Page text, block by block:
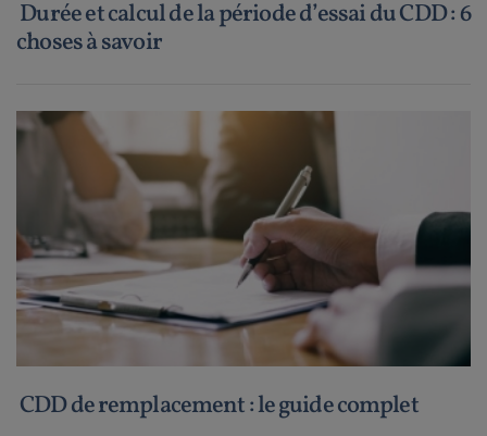
Durée et calcul de la période d’essai du CDD : 6
choses à savoir
CDD de remplacement : le guide complet